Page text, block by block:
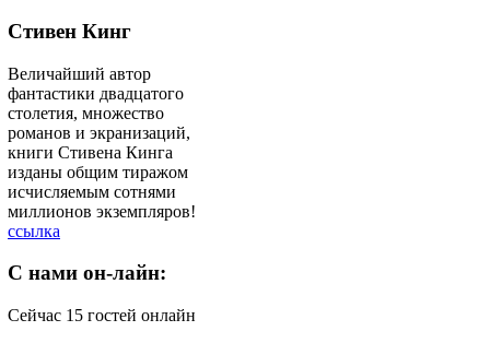
Стивен Кинг
Величайший автор
фантастики двадцатого
столетия, множество
романов и экранизаций,
книги Стивена Кинга
изданы общим тиражом
исчисляемым сотнями
миллионов экземпляров!
ссылка
C нами он-лайн:
Сейчас 15 гостей онлайн